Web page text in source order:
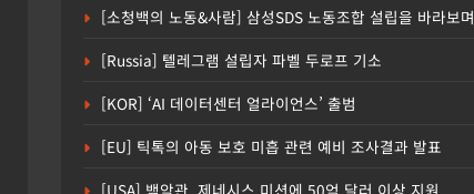
[소청백의 노동&사람] 삼성SDS 노동조합 설립을 바라보며
[Russia] 텔레그램 설립자 파벨 두로프 기소
[KOR] ‘AI 데이터센터 얼라이언스’ 출범
[EU] 틱톡의 아동 보호 미흡 관련 예비 조사결과 발표
[USA] 백악관, 제네시스 미션에 50억 달러 이상 지원